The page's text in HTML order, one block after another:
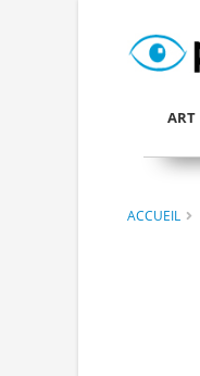
ART
ACCUEIL